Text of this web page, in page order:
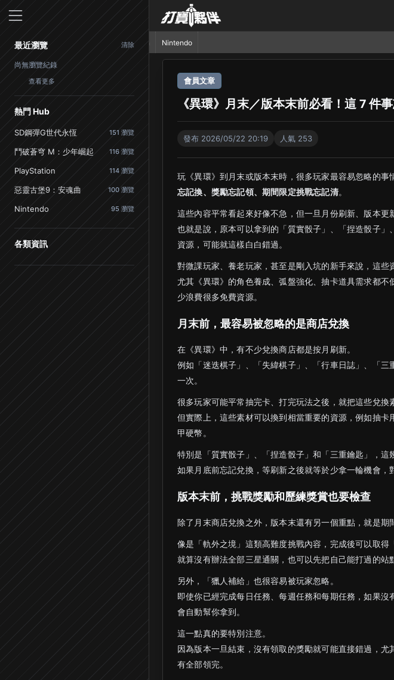
最近瀏覽 清除
尚無瀏覽紀錄
查看更多
熱門 Hub
SD鋼彈G世代永恆 151 瀏覽
鬥破蒼穹 M：少年崛起 116 瀏覽
PlayStation 114 瀏覽
惡靈古堡9：安魂曲 100 瀏覽
Nintendo 95 瀏覽
各類資訊
會員文章
《異環》月末／版本末前必看！這 7 件
發布 2026/05/22 20:19 人氣 253
玩《異環》到月末或版本末時，很多玩家最容易忽略的
忘記換、獎勵忘記領、期間限定挑戰忘記清。
這些內容平常看起來好像不急，但一旦月份刷新、版本更
也就是說，原本可以拿到的「質實骰子」、「捏造骰子
資源，可能就這樣白白錯過。
對微課玩家、養老玩家，甚至是剛入坑的新手來說，這些
尤其《異環》的角色養成、弧盤強化、抽卡道具需求都
少浪費很多免費資源。
月末前，最容易被忽略的是商店兌換
在《異環》中，有不少兌換商店都是按月刷新。
例如「迷迭棋子」、「失緯棋子」、「行車日誌」、「
一次。
很多玩家可能平常抽完卡、打完玩法之後，就把這些兌換
但實際上，這些素材可以換到相當重要的資源，例如抽
甲硬幣。
特別是「質實骰子」、「捏造骰子」和「三重鑰匙」，這
如果月底前忘記兌換，等刷新之後就等於少拿一輪機會，
版本末前，挑戰獎勵和歷練獎賞也要檢查
除了月末商店兌換之外，版本末還有另一個重點，就是期
像是「軌外之境」這類高難度挑戰內容，完成後可以取得
就算沒有辦法全部三星通關，也可以先把自己能打過的站
另外，「獵人補給」也很容易被玩家忽略。
即使你已經完成每日任務、每週任務和每期任務，如果
會自動幫你拿到。
這一點真的要特別注意。
因為版本一旦結束，沒有領取的獎勵就可能直接錯過，
有全部領完。
PlayStation Nintendo